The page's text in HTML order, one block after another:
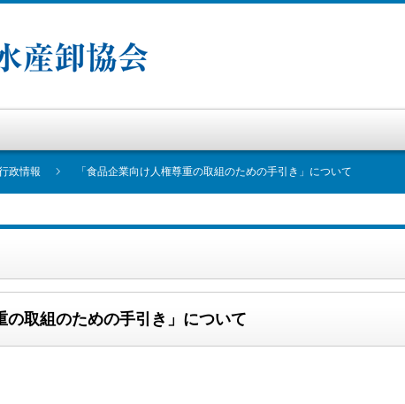
政情報 「食品企業向け人権尊重の取組のための手引き」について
の取組のための手引き」について